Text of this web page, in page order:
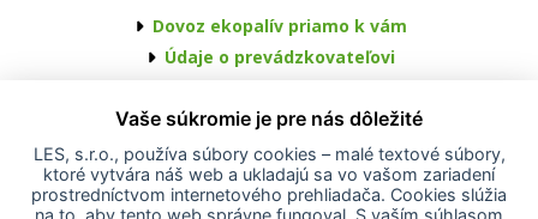
Dovoz ekopalív priamo k vám
Údaje o prevádzkovateľovi
Odstúpenie od zmluvy
Odstúpenie od zmluvy - formulár
Reklamačný poriadok
Ochrana osobných údajov
Vaše súkromie je pre nás dôležité
LES, s.r.o., používa súbory cookies – malé textové súbory,
ktoré vytvára náš web a ukladajú sa vo vašom zariadení
prostredníctvom internetového prehliadača. Cookies slúžia
na to, aby tento web správne fungoval. S vaším súhlasom